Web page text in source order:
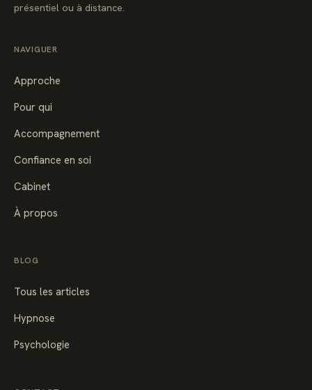
présentiel ou à distance.
NAVIGUER
Approche
Pour qui
Accompagnement
Confiance en soi
Cabinet
À propos
BLOG
Tous les articles
Hypnose
Psychologie